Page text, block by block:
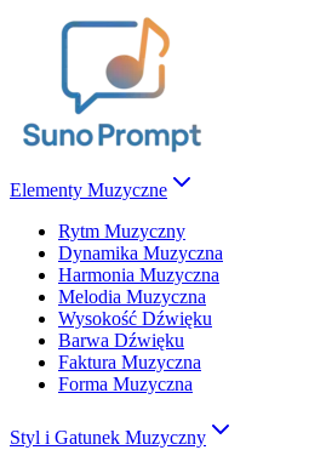
Elementy Muzyczne
Rytm Muzyczny
Dynamika Muzyczna
Harmonia Muzyczna
Melodia Muzyczna
Wysokość Dźwięku
Barwa Dźwięku
Faktura Muzyczna
Forma Muzyczna
Styl i Gatunek Muzyczny